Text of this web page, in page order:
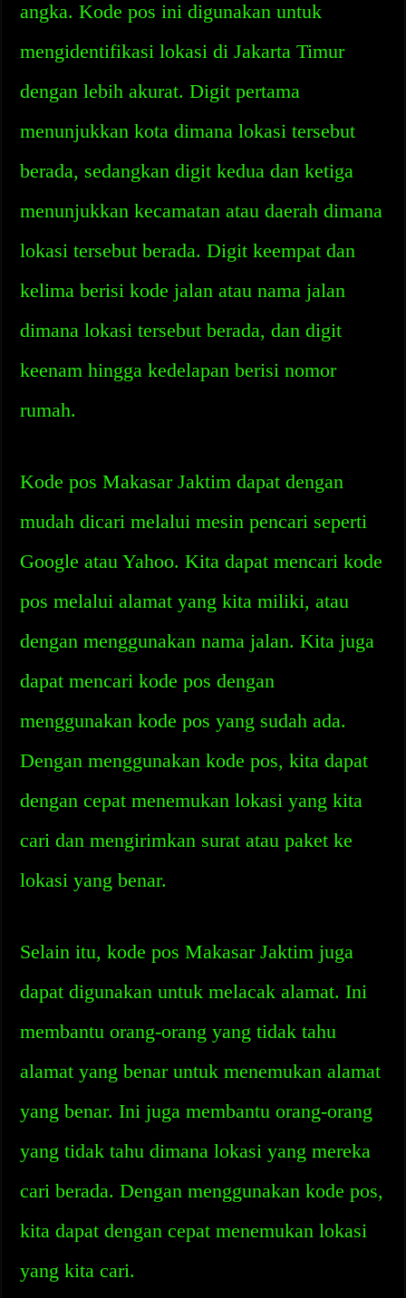
angka. Kode pos ini digunakan untuk
mengidentifikasi lokasi di Jakarta Timur
dengan lebih akurat. Digit pertama
menunjukkan kota dimana lokasi tersebut
berada, sedangkan digit kedua dan ketiga
menunjukkan kecamatan atau daerah dimana
lokasi tersebut berada. Digit keempat dan
kelima berisi kode jalan atau nama jalan
dimana lokasi tersebut berada, dan digit
keenam hingga kedelapan berisi nomor
rumah.
Kode pos Makasar Jaktim dapat dengan
mudah dicari melalui mesin pencari seperti
Google atau Yahoo. Kita dapat mencari kode
pos melalui alamat yang kita miliki, atau
dengan menggunakan nama jalan. Kita juga
dapat mencari kode pos dengan
menggunakan kode pos yang sudah ada.
Dengan menggunakan kode pos, kita dapat
dengan cepat menemukan lokasi yang kita
cari dan mengirimkan surat atau paket ke
lokasi yang benar.
Selain itu, kode pos Makasar Jaktim juga
dapat digunakan untuk melacak alamat. Ini
membantu orang-orang yang tidak tahu
alamat yang benar untuk menemukan alamat
yang benar. Ini juga membantu orang-orang
yang tidak tahu dimana lokasi yang mereka
cari berada. Dengan menggunakan kode pos,
kita dapat dengan cepat menemukan lokasi
yang kita cari.